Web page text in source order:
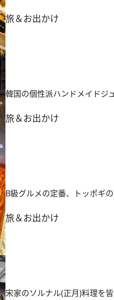
旅＆お出かけ
韓国の個性派ハンドメイドジ
旅＆お出かけ
B級グルメの定番、トッポギ
旅＆お出かけ
宋家のソルナル(正月)料理を